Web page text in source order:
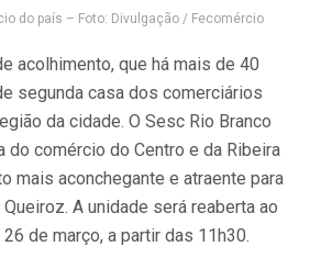
do país – Foto: Divulgação / Fecomércio
acolhimento, que há mais de 40
segunda casa dos comerciários
da cidade. O Sesc Rio Branco
do comércio do Centro e da Ribeira
mais aconchegante e atraente para
A unidade será reaberta ao
de março, a partir das 11h30.